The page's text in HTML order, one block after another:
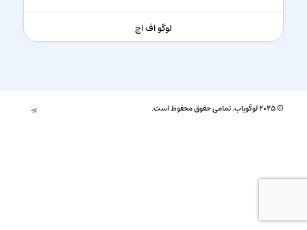
لوگو اف اچ
© ۲۰۲۵ لوگویاب. تمامی حقوق محفوظ است.